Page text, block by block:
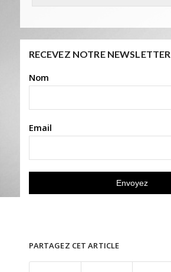
RECEVEZ NOTRE NEWSLETTER
Nom
Email
PARTAGEZ CET ARTICLE